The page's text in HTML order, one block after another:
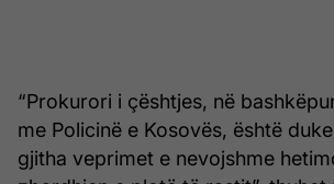
“Prokurori i çështjes, në
me Policinë e Kosovës, është
gjitha veprimet e nevojshme